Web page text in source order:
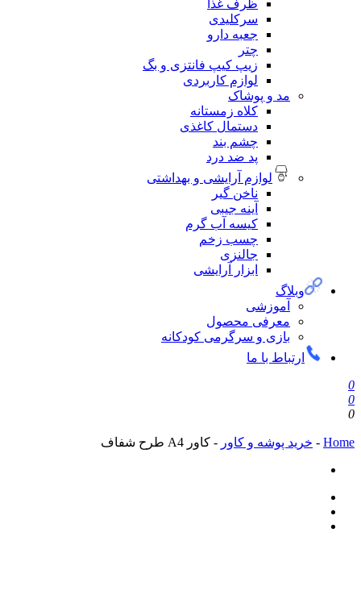
زیپ کیپ فانتزی و بگ
لوازم کاربردی
مد و پوشاک
کلاه زمستانه
دستمال کاغذی
لوازم آرایشی و بهداشتی
کیسه آب گرم
چسب زخم
ابزار آرایشی
معرفی محصول
بازی و سرگرمی کودکانه
با ما
پوشه و کاور -کاور A4 طرح شفاف